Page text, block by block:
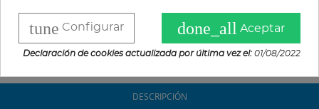
DESCRIPCIÓN
done_all Aceptar
tune Configurar
Declaración de cookies actualizada por última vez el: 01/08/2022